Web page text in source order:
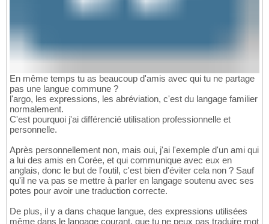
En même temps tu as beaucoup d'amis avec qui tu ne partage
pas une langue commune ?
l'argo, les expressions, les abréviation, c'est du langage familier
normalement.
C'est pourquoi j'ai différencié utilisation professionnelle et
personnelle.
Après personnellement non, mais oui, j'ai l'exemple d'un ami qui
a lui des amis en Corée, et qui communique avec eux en
anglais, donc le but de l'outil, c'est bien d'éviter cela non ? Sauf
qu'il ne va pas se mettre à parler en langage soutenu avec ses
potes pour avoir une traduction correcte.
De plus, il y a dans chaque langue, des expressions utilisées
même dans le langage courant, que tu ne peux pas traduire mot